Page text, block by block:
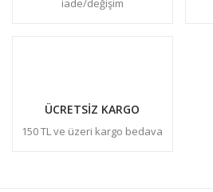
iade/değişim
ÜCRETSİZ KARGO
150 TL ve üzeri kargo bedava